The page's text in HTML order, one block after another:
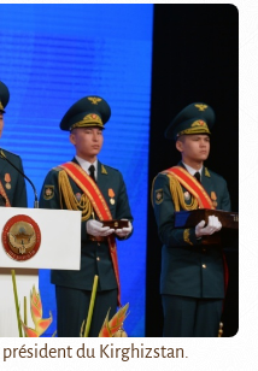
du Kirghizstan.